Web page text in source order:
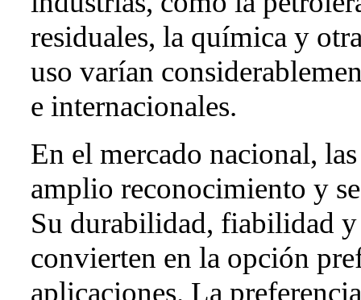
residuales, la química y
uso varían
e internacionales.
En el mercado nacional,
amplio reconocimiento y
Su durabilidad, fiabilidad y
convierten en la opción
aplicaciones. La